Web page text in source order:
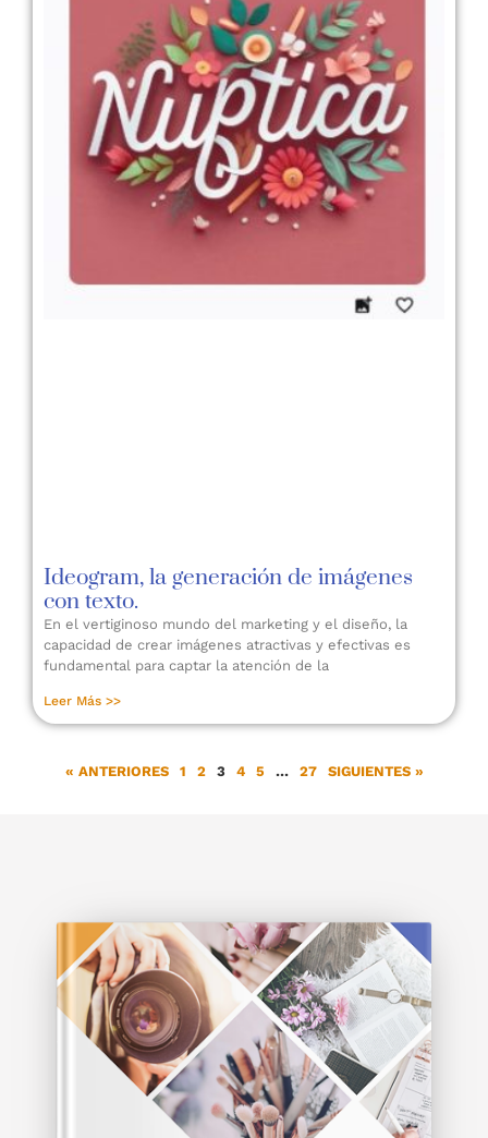
Ideogram, la generación de imágenes
con texto.
En el vertiginoso mundo del marketing y el diseño, la
capacidad de crear imágenes atractivas y efectivas es
fundamental para captar la atención de la
Leer Más >>
« ANTERIORES 1 2 3 4 5 … 27 SIGUIENTES »